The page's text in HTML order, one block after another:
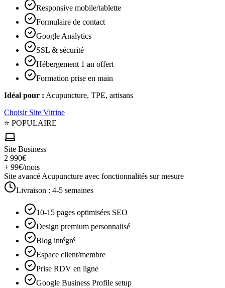
Responsive mobile/tablette
Formulaire de contact
Google Analytics
SSL & sécurité
Hébergement 1 an offert
Formation prise en main
Idéal pour : Acupuncture, TPE, artisans
Choisir Site Vitrine
⭐ POPULAIRE
Site Business
2 990€
+ 99€/mois
Site avancé Acupuncture avec fonctionnalités sur mesure
Livraison : 4-5 semaines
10-15 pages optimisées SEO
Design premium personnalisé
Blog intégré
Espace client/membre
Prise RDV en ligne
Google Business Profile setup